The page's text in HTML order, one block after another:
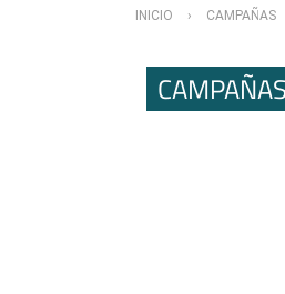
Usted
INICIO › CAMPAÑAS
CAMPAÑAS